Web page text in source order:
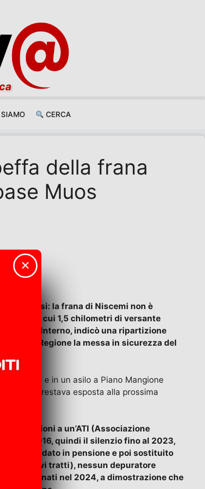
CERCA
della frana
Muos
la frana di Niscemi non è
1997 in cui 1,5 chilometri di versante
dell’Interno, indicò una ripartizione
alla Regione la messa in sicurezza del
uffici) e in un asilo a Piano Mangione
collina restava esposta alla prossima
9 milioni a un’ATI (Associazione
nel 2016, quindi il silenzio fino al 2023,
Rup andato in pensione e poi sostituito
brevi tratti), nessun depuratore
contaminati nel 2024, a dimostrazione che
✕